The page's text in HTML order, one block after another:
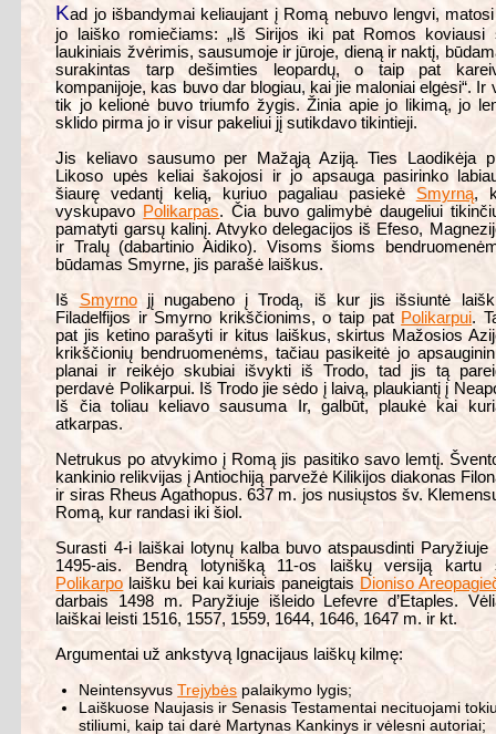
Kad jo išbandymai keliaujant į Romą nebuvo lengvi,
jo laiško romiečiams: „Iš Sirijos iki pat Romos koviausi
laukiniais žvėrimis, sausumoje ir jūroje, dieną ir naktį,
surakintas tarp dešimties leopardų, o taip pat
kompanijoje, kas buvo dar blogiau, kai jie maloniai elgėsi“. Ir
tik jo kelionė buvo triumfo žygis. Žinia apie jo likimą, jo
sklido pirma jo ir visur pakeliui jį sutikdavo tikintieji.
Jis keliavo sausumo per Mažąją Aziją. Ties Laodikėja
Likoso upės keliai šakojosi ir jo apsauga pasirinko
šiaurę vedantį kelią, kuriuo pagaliau pasiekė Smyrną,
vyskupavo Polikarpas. Čia buvo galimybė daugeliui
pamatyti garsų kalinį. Atvyko delegacijos iš Efeso,
ir Tralų (dabartinio Aidiko). Visoms šioms
būdamas Smyrne, jis parašė laiškus.
Iš Smyrnojį nugabeno į Trodą, iš kur jis išsiuntė
Filadelfijos ir Smyrno krikščionims, o taip pat Polikarpui.
pat jis ketino parašyti ir kitus laiškus, skirtus Mažosios
krikščionių bendruomenėms, tačiau pasikeitė jo
planai ir reikėjo skubiai išvykti iš Trodo, tad jis tą
perdavė Polikarpui. Iš Trodo jie sėdo į laivą, plaukiantį į
Iš čia toliau keliavo sausuma Ir, galbūt, plaukė kai
atkarpas.
Netrukus po atvykimo į Romą jis pasitiko savo lemtį.
kankinio relikvijas į Antiochiją parvežė Kilikijos diakonas
ir siras Rheus Agathopus. 637 m. jos nusiųstos šv.
Romą, kur randasi iki šiol.
Surasti 4-i laiškai lotynų kalba buvo atspausdinti Paryžiuje
1495-ais. Bendrą lotynišką 11-os laiškų versiją kartu
Polikarpo laišku bei kai kuriais paneigtais Dioniso
darbais 1498 m. Paryžiuje išleido Lefevre d’Etaples.
laiškai leisti 1516, 1557, 1559, 1644, 1646, 1647 m. ir kt.
Argumentai už ankstyvą Ignacijaus laiškų kilmę:
NeintensyvusTrejybės palaikymo lygis;
Laiškuose Naujasis ir Senasis Testamentai necituojami
stiliumi, kaip tai darė Martynas Kankinys ir vėlesni autoriai;